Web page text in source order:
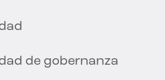
de gobernanza